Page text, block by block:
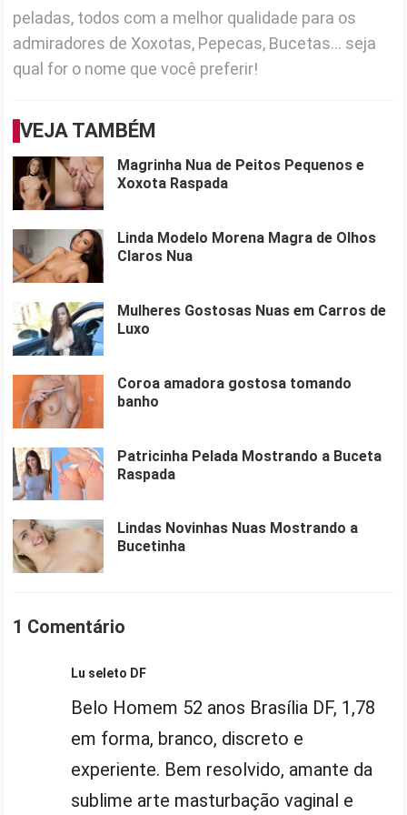
peladas, todos com a melhor qualidade para os
admiradores de Xoxotas, Pepecas, Bucetas... seja
qual for o nome que você preferir!
VEJA TAMBÉM
Magrinha Nua de Peitos Pequenos e
Xoxota Raspada
Linda Modelo Morena Magra de Olhos
Claros Nua
Mulheres Gostosas Nuas em Carros de
Luxo
Coroa amadora gostosa tomando
banho
Patricinha Pelada Mostrando a Buceta
Raspada
Lindas Novinhas Nuas Mostrando a
Bucetinha
1 Comentário
Lu seleto DF
Belo Homem 52 anos Brasília DF, 1,78
em forma, branco, discreto e
experiente. Bem resolvido, amante da
sublime arte masturbação vaginal e